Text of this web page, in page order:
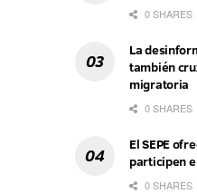
0 SHARES
La
también
migratoria
0 SHARES
El SEPE
participen
0 SHARES